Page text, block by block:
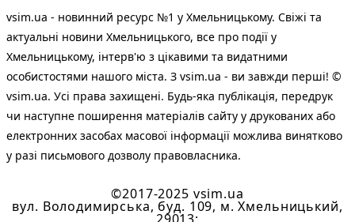
vsim.ua - новинний ресурс №1 у Хмельницькому. Свіжі та
актуальні новини Хмельницького, все про події у
Хмельницькому, інтерв'ю з цікавими та видатними
особистостями нашого міста. З vsim.ua - ви завжди перші! ©
vsim.ua. Усі права захищені. Будь-яка публiкацiя, передрук
чи наступне поширення матеріалів сайту у друкованих або
електронних засобах масової інформації можлива винятково
у разі письмового дозволу правовласника.
©2017-2025 vsim.ua
вул. Володимирська, буд. 109, м. Хмельницький,